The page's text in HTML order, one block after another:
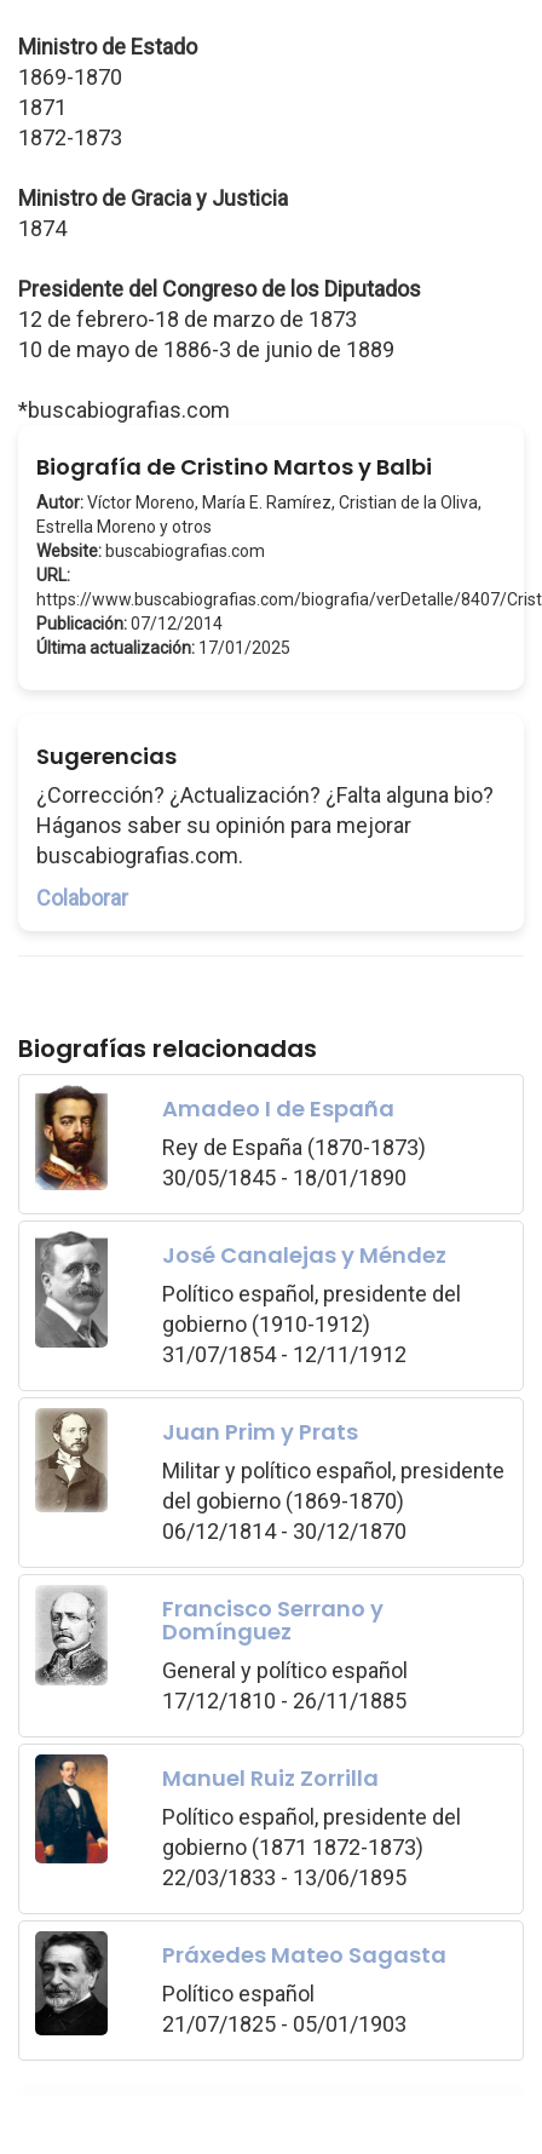
Ministro de Estado
1869-1870
1871
1872-1873
Ministro de Gracia y Justicia
1874
Presidente del Congreso de los Diputados
12 de febrero-18 de marzo de 1873
10 de mayo de 1886-3 de junio de 1889
*buscabiografias.com
Biografía de Cristino Martos y Balbi
Autor:Víctor Moreno, María E. Ramírez, Cristian de la Oliva,
Estrella Moreno y otros
Website: buscabiografias.com
URL:
https://www.buscabiografias.com/biografia/verDetalle/8407/
Publicación:07/12/2014
Última actualización: 17/01/2025
Sugerencias
¿Corrección? ¿Actualización? ¿Falta alguna bio?
Háganos saber su opinión para mejorar
buscabiografias.com.
Colaborar
Biografías relacionadas
Amadeo I de España
Rey de España (1870-1873)
30/05/1845 - 18/01/1890
José Canalejas y Méndez
Político español, presidente del
gobierno (1910-1912)
31/07/1854 - 12/11/1912
Juan Prim y Prats
Militar y político español, presidente
del gobierno (1869-1870)
06/12/1814 - 30/12/1870
Francisco Serrano y
Domínguez
General y político español
17/12/1810 - 26/11/1885
Manuel Ruiz Zorrilla
Político español, presidente del
gobierno (1871 1872-1873)
22/03/1833 - 13/06/1895
Práxedes Mateo Sagasta
Político español
21/07/1825 - 05/01/1903